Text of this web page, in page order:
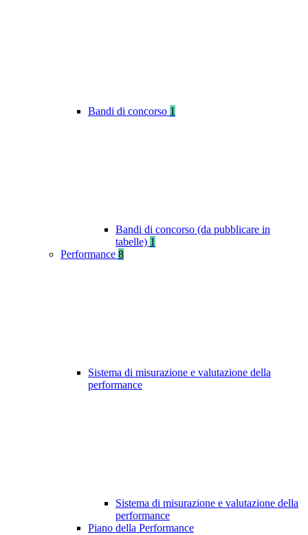
Bandi di concorso 1
Bandi di concorso (da pubblicare in
tabelle) 1
Performance 8
Sistema di misurazione e valutazione della
performance
Sistema di misurazione e valutazione della
performance
Piano della Performance